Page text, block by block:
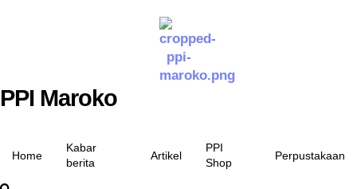
PPI Maroko
Home
Kabar
berita
Artikel
PPI
Shop
Perpustakaan